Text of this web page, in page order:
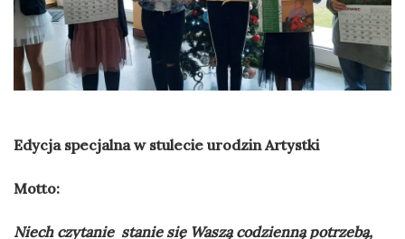
Edycja specjalna w stulecie urodzin Artystki
Motto:
Niech czytanie stanie się Waszą codzienną potrzebą,